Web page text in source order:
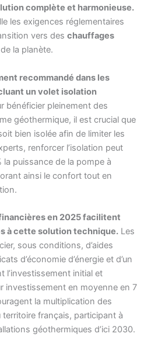
complète et harmonieuse.
les exigences réglementaires
vers des chauffages
la planète.
recommandé dans les
un volet isolation
bénéficier pleinement des
géothermique, il est crucial que
bien isolée afin de limiter les
renforcer l’isolation peut
puissance de la pompe à
ainsi le confort tout en
en 2025 facilitent
à cette solution technique. Les
sous conditions, d’aides
d’économie d’énergie et d’un
l’investissement initial et
investissement en moyenne en 7
la multiplication des
territoire français, participant à
géothermiques d’ici 2030.